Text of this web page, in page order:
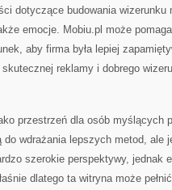
dotyczące budowania wizerunku
emocje. Mobiu.pl może
aby firma była lepiej
reklamy i dobrego
przestrzeń dla osób myślących
do wdrażania lepszych metod, ale
szerokie perspektywy, jednak
dlatego ta witryna może